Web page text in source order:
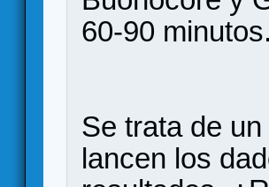
60-90 minutos.
Se trata de
lancen los